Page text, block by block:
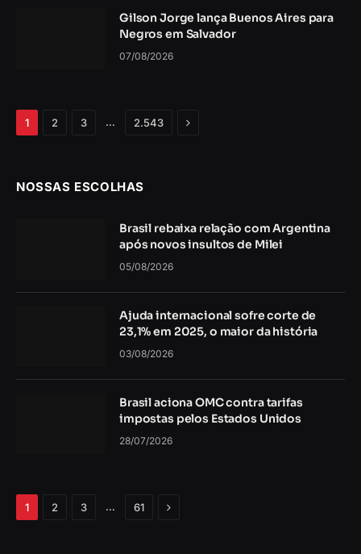
Gilson Jorge lança Buenos Aires para
Negros em Salvador
07/08/2026
1 2 3 … 2.543 Próximo
NOSSAS ESCOLHAS
Brasil rebaixa relação com Argentina
após novos insultos de Milei
05/08/2026
Ajuda internacional sofre corte de
23,1% em 2025, o maior da história
03/08/2026
Brasil aciona OMC contra tarifas
impostas pelos Estados Unidos
28/07/2026
1 2 3 … 61 Próximo